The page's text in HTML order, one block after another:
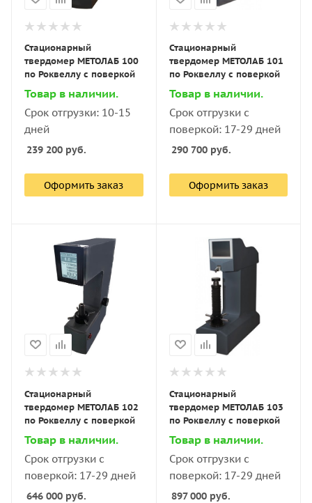
Стационарный
твердомер МЕТОЛАБ 100
по Роквеллу с поверкой
Товар в наличии.
Срок отгрузки: 10-15
дней
239 200 руб.
Оформить заказ
Стационарный
твердомер МЕТОЛАБ 101
по Роквеллу с поверкой
Товар в наличии.
Срок отгрузки с
поверкой: 17-29 дней
290 700руб.
Оформить заказ
Стационарный
твердомер МЕТОЛАБ 102
по Роквеллу с поверкой
Товар в наличии.
Срок отгрузки с
поверкой: 17-29 дней
646 000 руб.
Стационарный
твердомер МЕТОЛАБ 103
по Роквеллу с поверкой
Товар в наличии.
Срок отгрузки с
поверкой: 17-29 дней
897 000руб.